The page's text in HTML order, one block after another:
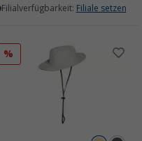
Filialverfügbarkeit: Filiale setzen
%